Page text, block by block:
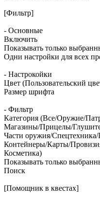
[Фильтр]
- Основные
Включить
Показывать только
Одни настройки для всех
- Настрокойки
Цвет (Пользовательский
Размер шрифта
- Фильтр
Категория (Все/Оружие/
Магазины/Прицелы/
Части оружия/
Контейнеры/Карты/
Косметика)
Показывать только
Поиск
[Помощник в квестах]